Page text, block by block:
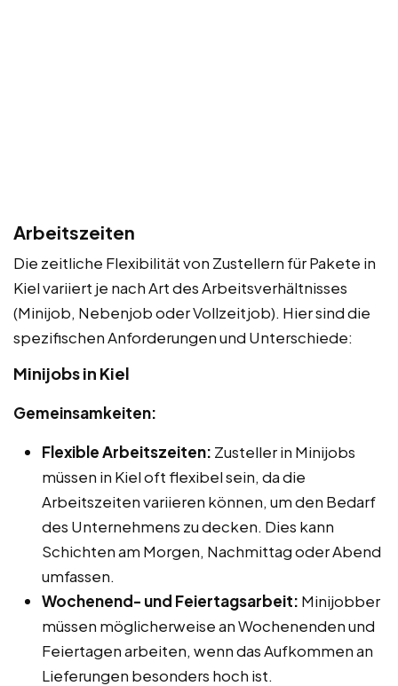
Arbeitszeiten
Die zeitliche Flexibilität von Zustellern für Pakete in
Kiel variiert je nach Art des Arbeitsverhältnisses
(Minijob, Nebenjob oder Vollzeitjob). Hier sind die
spezifischen Anforderungen und Unterschiede:
Minijobs in Kiel
Gemeinsamkeiten:
Flexible Arbeitszeiten: Zusteller in Minijobs
müssen in Kiel oft flexibel sein, da die
Arbeitszeiten variieren können, um den Bedarf
des Unternehmens zu decken. Dies kann
Schichten am Morgen, Nachmittag oder Abend
umfassen.
Wochenend- und Feiertagsarbeit: Minijobber
müssen möglicherweise an Wochenenden und
Feiertagen arbeiten, wenn das Aufkommen an
Lieferungen besonders hoch ist.